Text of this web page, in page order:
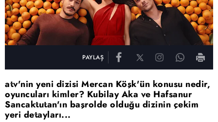
PAYLAŞ
atv'nin yeni dizisi Mercan Köşk'ün konusu nedir,
oyuncuları kimler? Kubilay Aka ve Hafsanur
Sancaktutan'ın başrolde olduğu dizinin çekim
yeri detayları...